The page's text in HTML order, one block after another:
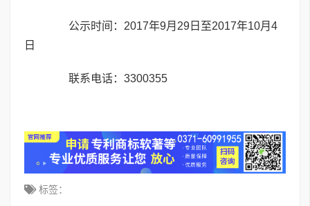
公示时间：2017年9月29日至2017年10月4
日
联系电话：3300355
标签：